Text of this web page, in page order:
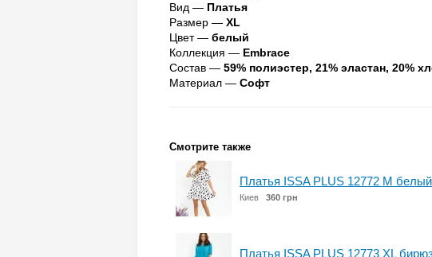
Вид — Платья
Размер — XL
Цвет — белый
Коллекция — Embrace
Состав — 59% полиэстер, 21% эластан, 20%
Материал — Софт
Смотрите также
Платья ISSA PLUS 12772 M белый
Киев 360 грн
Платья ISSA PLUS 12773 XL